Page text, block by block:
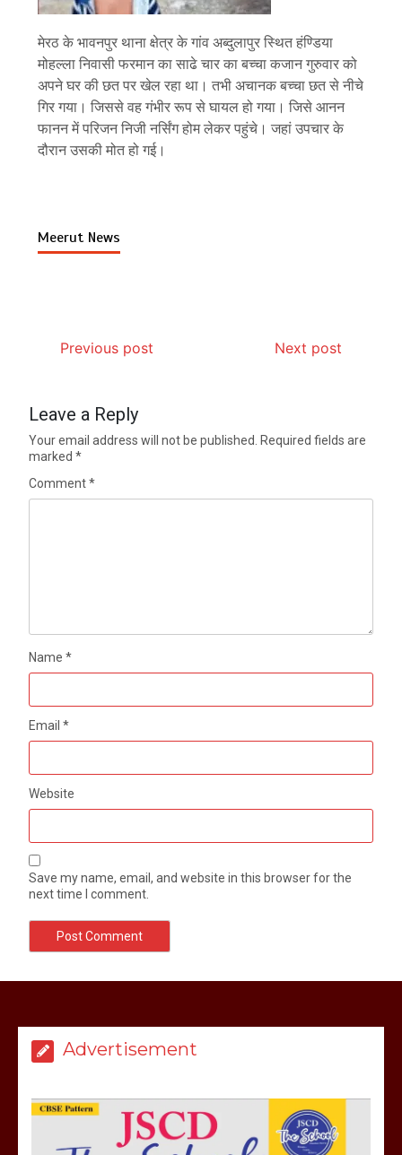
मेरठ के भावनपुर थाना क्षेत्र के गांव अब्दुलापुर स्थित हंण्डिया
मोहल्ला निवासी फरमान का साढे चार का बच्चा कजान गुरुवार को
अपने घर की छत पर खेल रहा था। तभी अचानक बच्चा छत से नीचे
गिर गया। जिससे वह गंभीर रूप से घायल हो गया। जिसे आनन
फानन में परिजन निजी नर्सिंग होम लेकर पहुंचे। जहां उपचार के
दौरान उसकी मोत हो गई।
Meerut News
Previous post Next post
Leave a Reply
Your email address will not be published.
Required fields are
marked*
Comment*
Name*
Email*
Website
Save my name, email, and website in this browser for the
next time I comment.
Advertisement
उठाकर खाते कुत्ते का वीडियो इंटरनेट पर जमकर
हो रहा वायरल